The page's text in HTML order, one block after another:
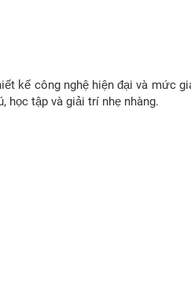
kế công nghệ hiện đại và mức
học tập và giải trí nhẹ nhàng.